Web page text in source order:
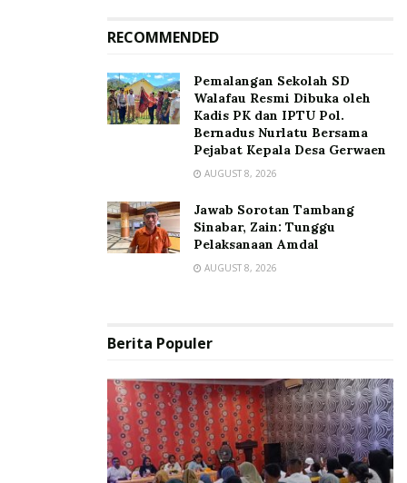
RECOMMENDED
Pemalangan Sekolah SD
Walafau Resmi Dibuka oleh
Kadis PK dan IPTU Pol.
Bernadus Nurlatu Bersama
Pejabat Kepala Desa Gerwaen
AUGUST 8, 2026
Jawab Sorotan Tambang
Sinabar, Zain: Tunggu
Pelaksanaan Amdal
AUGUST 8, 2026
Berita Populer